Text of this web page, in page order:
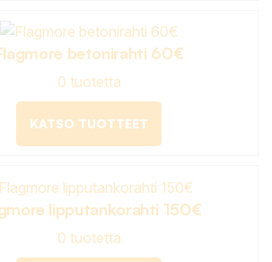
betonirahti 60€
0 tuotetta
KATSO TUOTTEET
lipputankorahti 150€
0 tuotetta